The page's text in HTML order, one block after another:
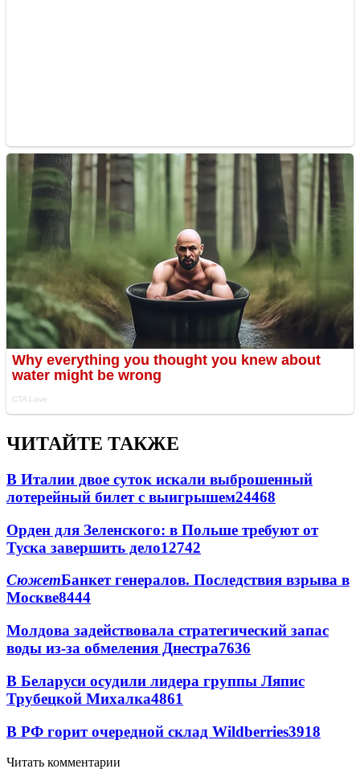
ЧИТАЙТЕ ТАКЖЕ
В Италии двое суток искали выброшенный
лотерейный билет с выигрышем24468
Орден для Зеленского: в Польше требуют от
Туска завершить дело12742
СюжетБанкет генералов. Последствия взрыва в
Москве8444
Молдова задействовала стратегический запас
воды из-за обмеления Днестра7636
В Беларуси осудили лидера группы Ляпис
Трубецкой Михалка4861
В РФ горит очередной склад Wildberries3918
Читать комментарии